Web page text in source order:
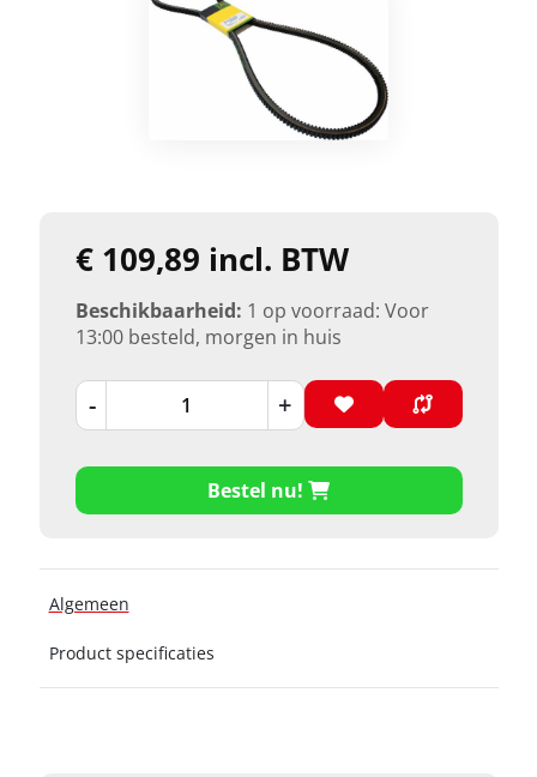
€ 109,89 incl. BTW
Beschikbaarheid: 1 op voorraad: Voor
13:00 besteld, morgen in huis
- +
Bestel nu!
Algemeen
Product specificaties